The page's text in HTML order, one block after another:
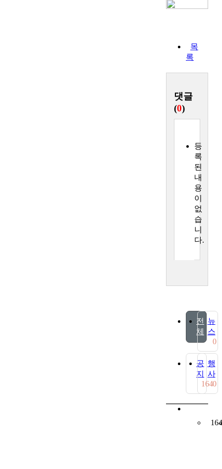
목
록
댓글
(0)
등
록
된
내
용
이
없
습
니
다.
전
체
뉴
스
0
공
지
164
행
사
0
164